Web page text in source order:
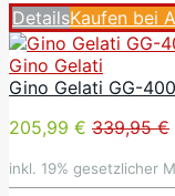
DetailsKaufen bei
Gino Gelati
Gino Gelati GG-
205,99 € 339,95 €
inkl. 19% gesetzlicher